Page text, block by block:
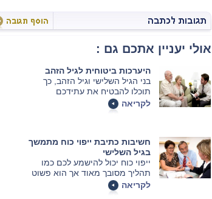
אולי יעניין אתכם גם :
היערכות ביטוחית לגיל הזהב
בני הגיל השלישי וגיל הזהב, כך
תוכלו להבטיח את עתידכם
הבריאותי, הרפואי והסיעודי באופן
נבון ומושכל באמצעות הערכות
וגם לצעירים יותר, כך תתכנו העתיד
הרחוק בצורה אחראית ונכונה.
לקריאה
חשיבות כתיבת ייפוי כוח מתמשך
בגיל השלישי
ייפוי כוח יכול להישמע לכם כמו
תהליך מסובך מאוד אך הוא פשוט
מאוד, בעיקר נוכח החשיבות שלו
להמשך חייכם. ייפוי כוח יכול להיות
לקריאה